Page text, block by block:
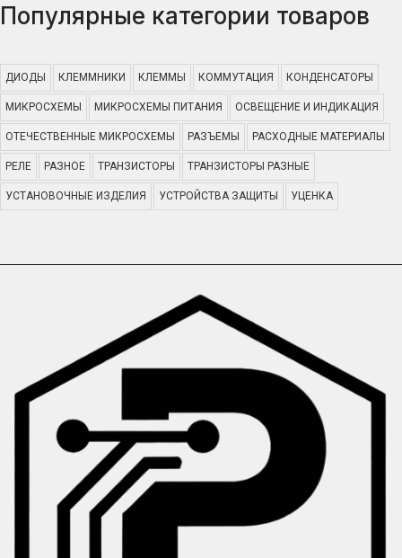
Популярные категории товаров
ДИОДЫ КЛЕММНИКИ КЛЕММЫ КОММУТАЦИЯ КОНДЕНСАТОРЫ
МИКРОСХЕМЫ МИКРОСХЕМЫ ПИТАНИЯ ОСВЕЩЕНИЕ И ИНДИКАЦИЯ
ОТЕЧЕСТВЕННЫЕ МИКРОСХЕМЫ РАЗЪЕМЫ РАСХОДНЫЕ МАТЕРИАЛЫ
РЕЛЕ РАЗНОЕ ТРАНЗИСТОРЫ ТРАНЗИСТОРЫ РАЗНЫЕ
УСТАНОВОЧНЫЕ ИЗДЕЛИЯ УСТРОЙСТВА ЗАЩИТЫ УЦЕНКА